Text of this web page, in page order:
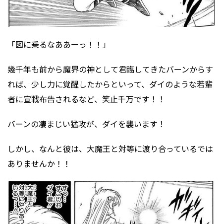
「図に乗るなああーっ！！」
幾千年も前から魔界の神として君臨してきたバーンからす
れば、少し力に覚醒したからといって、ダイのような若輩
者に宣戦布告されるなど、笑止千万です！！
バーンの凄まじい猛攻が、ダイを襲います！
しかし、なんと彼は、大魔王と対等に渡り合っているでは
ありませんか！！